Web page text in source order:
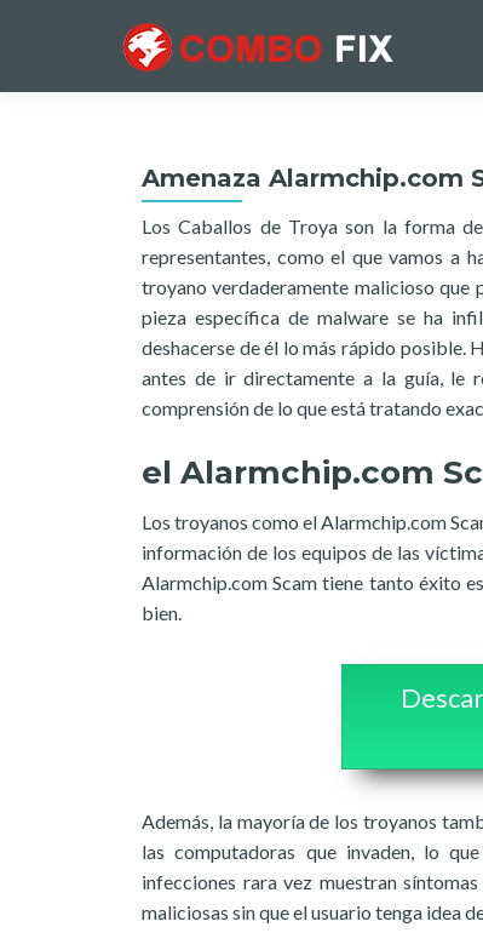
Amenaza Alarmchip.com
Los Caballos de Troya son la forma
representantes, como el que vamos a
troyano verdaderamente malicioso que
pieza específica de malware se ha
deshacerse de él lo más rápido posible.
antes de ir directamente a la guía, le
comprensión de lo que está tratando
el Alarmchip.com
Los troyanos como el Alarmchip.com
información de los equipos de las
Alarmchip.com Scam tiene tanto éxito
bien.
Además, la mayoría de los troyanos
las computadoras que invaden, lo
infecciones rara vez muestran
maliciosas sin que el usuario tenga idea